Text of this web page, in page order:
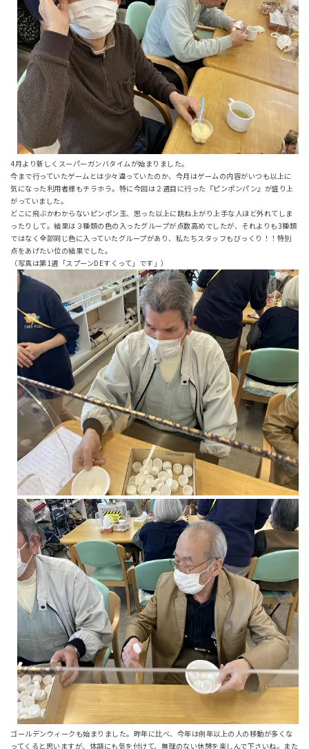
4月より新しくスーパーガンバタイムが始まりました。
今まで行っていたゲームとは少々違っていたのか、今月はゲームの内容がいつも以上に
気になった利用者様もチラホラ。特に今回は２週目に行った『ピンポンパン』が盛り上
がっていました。
どこに飛ぶかわからないピンポン玉、思った以上に跳ね上がり上手な人ほど外れてしま
ったりして。結果は３種類の色の入ったグループが点数高めでしたが、それよりも3種類
ではなく全部同じ色に入っていたグループがあり、私たちスタッフもびっくり！！特別
点をあげたい位の結果でした。
（写真は第1週「スプーンDEすくって」です」）
ゴールデンウィークも始まりました。昨年に比べ、今年は例年以上の人の移動が多くな
ってくると思いますが、体調にも気を付けて、無理のない休憩を楽しんで下さいね。また